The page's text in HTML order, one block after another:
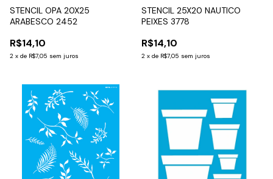
STENCIL OPA 20X25
ARABESCO 2452
R$14,10
2 x de R$7,05 sem juros
STENCIL 25X20 NAUTICO
PEIXES 3778
R$14,10
2 x de R$7,05 sem juros